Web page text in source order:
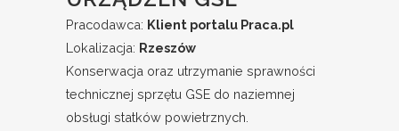
Pracodawca: Klient portalu Praca.pl
Lokalizacja: Rzeszów
Konserwacja oraz utrzymanie sprawności
technicznej sprzętu GSE do naziemnej
obsługi statków powietrznych.